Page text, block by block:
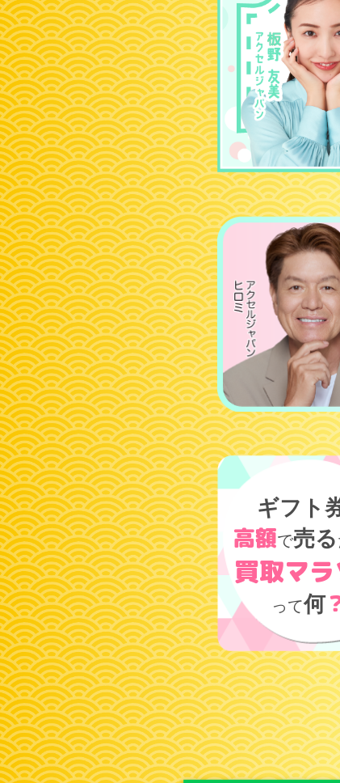
ギフト
高額で売る
買取マ
って何